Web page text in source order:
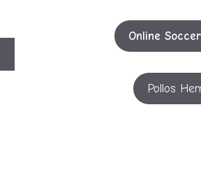
Online
Pollos